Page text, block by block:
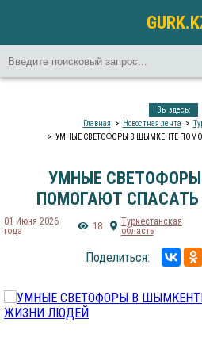
Вы здесь:
Главная
Новостная лента
УМНЫЕ СВЕТОФОРЫ В ШЫМКЕНТЕ
УМНЫЕ
ПОМОГАЮТ
01 Июня 2026
года
18
Туркестанская
область
Поделиться: